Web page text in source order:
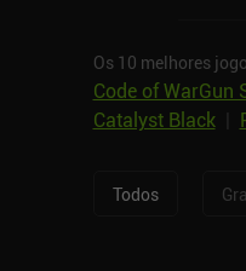
Os 10 melhores
Code of WarGun
Catalyst Black|
Todos